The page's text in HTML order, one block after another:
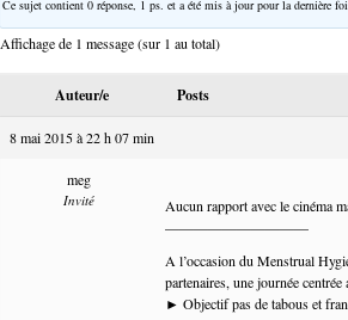
Ce sujet contient 0 réponse, 1 ps. et a été mis à jour pour la dernière
Affichage de 1 message (sur 1 au total)
Auteur/e Posts
8 mai 2015 à 22 h 07 min
meg
Invité
Aucun rapport avec le cinéma
——————————
A l’occasion du Menstrual
partenaires, une journée centrée
► Objectif pas de tabous et